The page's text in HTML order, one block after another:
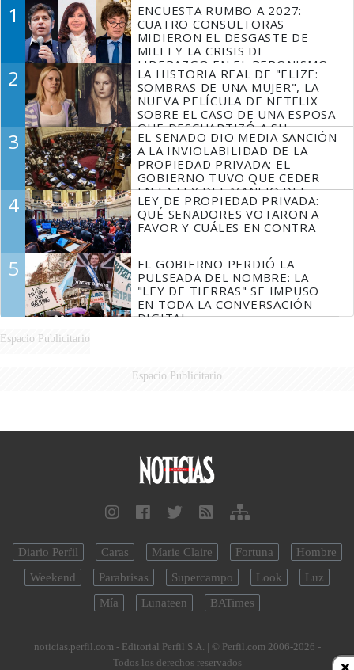
1
ENCUESTA RUMBO A 2027:
CUATRO CONSULTORAS
MIDIERON EL DESGASTE DE
MILEI Y LA CRISIS DE
LIDERAZGO EN EL PERONISMO
2
LA HISTORIA REAL DE "ELIZE:
SOMBRAS DE UNA MUJER", LA
NUEVA PELÍCULA DE NETFLIX
SOBRE EL CASO DE UNA ESPOSA
QUE DESCUARTIZÓ A SU
MARIDO
3
EL SENADO DIO MEDIA SANCIÓN
A LA INVIOLABILIDAD DE LA
PROPIEDAD PRIVADA: EL
GOBIERNO TUVO QUE CEDER
EN LA LEY DEL MANEJO DEL
FUEGO
4
LEY DE PROPIEDAD PRIVADA:
QUÉ SENADORES VOTARON A
FAVOR Y CUÁLES EN CONTRA
5
EL GOBIERNO PERDIÓ LA
PULSEADA DEL NOMBRE: LA
"LEY DE TIERRAS" SE IMPUSO
EN TODA LA CONVERSACIÓN
DIGITAL
Espacio Publicitario
Espacio Publicitario
Diario Perfil Caras Marie Claire Fortuna
Hombre
Weekend
Parabrisas Supercampo Look
Luz
Mía
Lunateen BATimes
noticias.perfil.com - Editorial Perfil S.A. | © Perfil.com 2006-2026 -
Todos los derechos reservados